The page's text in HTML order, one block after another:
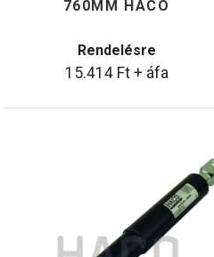
760MM HACO
Rendelésre
15.414 Ft+ áfa